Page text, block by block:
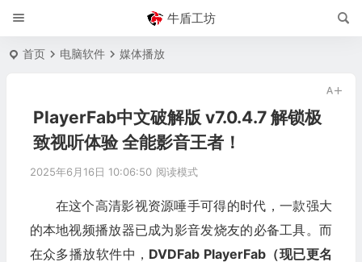
牛盾工坊
首页 电脑软件 媒体播放
PlayerFab中文破解版 v7.0.4.7 解锁极
致视听体验 全能影音王者！
2025年6月16日 10:06:50 阅读模式
在这个高清影视资源唾手可得的时代，一款强大
的本地视频播放器已成为影音发烧友的必备工具。而
在众多播放软件中， DVDFab PlayerFab（现已更名